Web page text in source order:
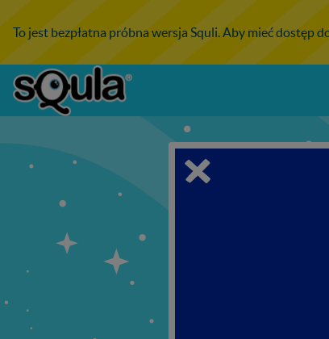
To jest bezpłatna próbna wersja Squli. Aby mieć dostęp